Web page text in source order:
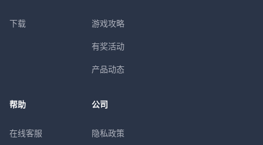
下载 游戏攻略
有奖活动
产品动态
帮助
在线客服
公司
隐私政策